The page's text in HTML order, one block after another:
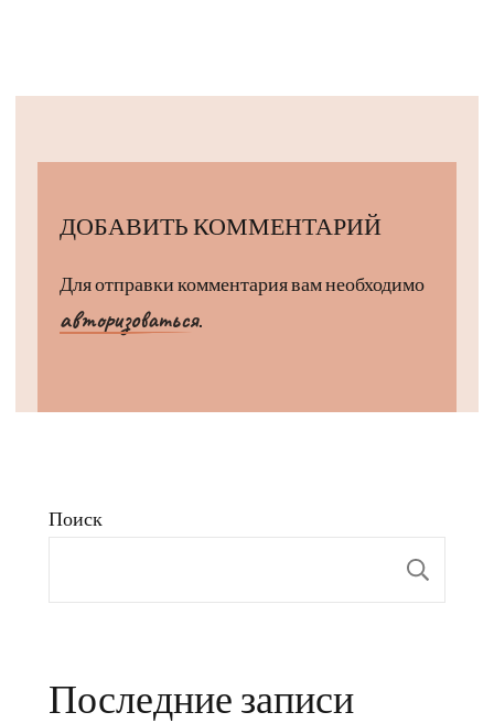
ДОБАВИТЬ КОММЕНТАРИЙ
Для отправки комментария вам необходимо
авторизоваться.
Поиск
Последние записи